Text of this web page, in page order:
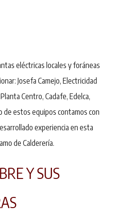
eléctricas locales y foráneas
Josefa Camejo, Electricidad
Centro, Cadafe, Edelca,
de estos equipos contamos con
experiencia en esta
de Calderería.
Y SUS